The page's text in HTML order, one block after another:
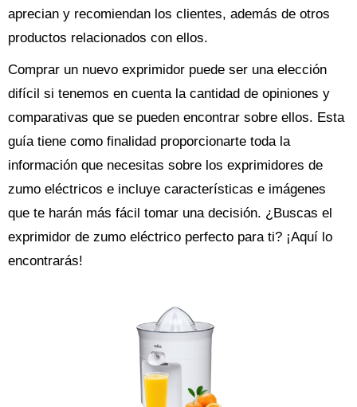
aprecian y recomiendan los clientes, además de otros
productos relacionados con ellos.
Comprar un nuevo exprimidor puede ser una elección
difícil si tenemos en cuenta la cantidad de opiniones y
comparativas que se pueden encontrar sobre ellos. Esta
guía tiene como finalidad proporcionarte toda la
información que necesitas sobre los exprimidores de
zumo eléctricos e incluye características e imágenes
que te harán más fácil tomar una decisión. ¿Buscas el
exprimidor de zumo eléctrico perfecto para ti? ¡Aquí lo
encontrarás!